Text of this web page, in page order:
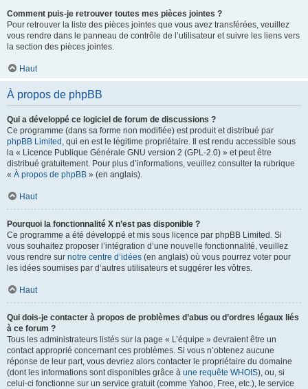
Comment puis-je retrouver toutes mes pièces jointes ?
Pour retrouver la liste des pièces jointes que vous avez transférées, veuillez
vous rendre dans le panneau de contrôle de l’utilisateur et suivre les liens vers
la section des pièces jointes.
Haut
À propos de phpBB
Qui a développé ce logiciel de forum de discussions ?
Ce programme (dans sa forme non modifiée) est produit et distribué par
phpBB Limited , qui en est le légitime propriétaire. Il est rendu accessible sous
la « Licence Publique Générale GNU version 2 (GPL-2.0) » et peut être
distribué gratuitement. Pour plus d’informations, veuillez consulter la rubrique
« À propos de phpBB » (en anglais).
Haut
Pourquoi la fonctionnalité X n’est pas disponible ?
Ce programme a été développé et mis sous licence par phpBB Limited. Si
vous souhaitez proposer l’intégration d’une nouvelle fonctionnalité, veuillez
vous rendre sur notre centre d’idées (en anglais) où vous pourrez voter pour
les idées soumises par d’autres utilisateurs et suggérer les vôtres.
Haut
Qui dois-je contacter à propos de problèmes d’abus ou d’ordres légaux liés
à ce forum ?
Tous les administrateurs listés sur la page « L’équipe » devraient être un
contact approprié concernant ces problèmes. Si vous n’obtenez aucune
réponse de leur part, vous devriez alors contacter le propriétaire du domaine
(dont les informations sont disponibles grâce à une requête WHOIS), ou, si
celui-ci fonctionne sur un service gratuit (comme Yahoo, Free, etc.), le service